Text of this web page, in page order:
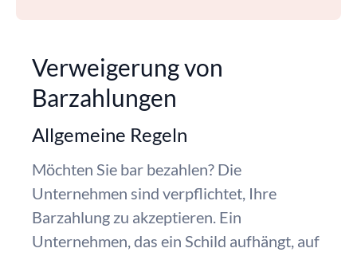
Verweigerung von
Barzahlungen
Allgemeine Regeln
Möchten Sie bar bezahlen? Die
Unternehmen sind verpflichtet, Ihre
Barzahlung zu akzeptieren. Ein
Unternehmen, das ein Schild aufhängt, auf